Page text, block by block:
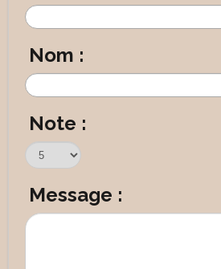
Nom :
Note :
Message :